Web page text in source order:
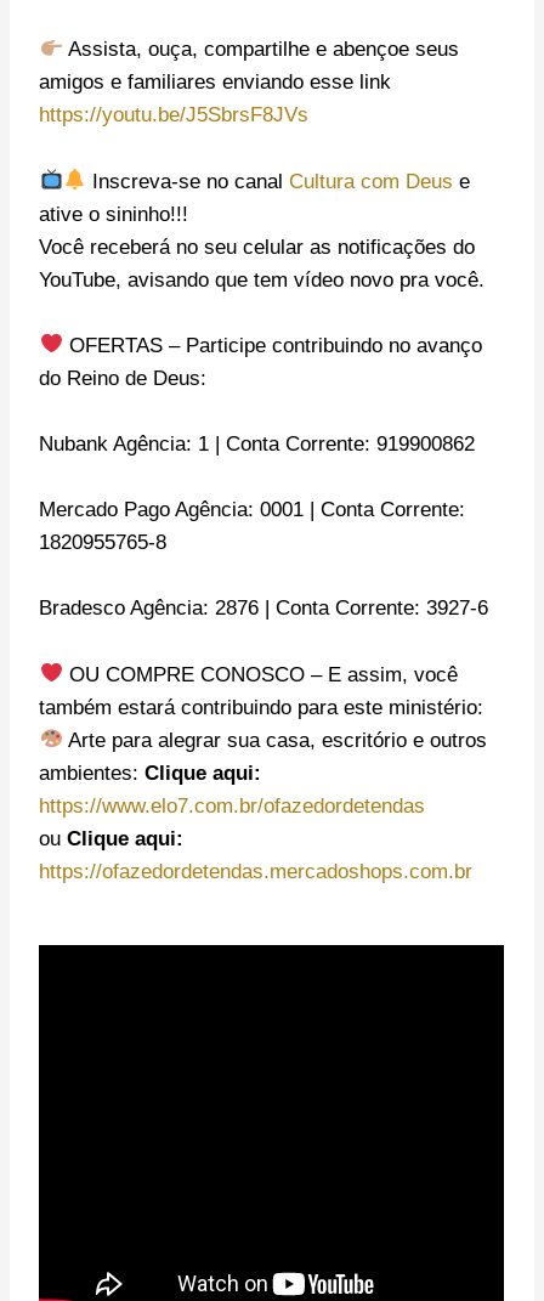
Assista, ouça, compartilhe e abençoe seus
amigos e familiares enviando esse link
https://youtu.be/J5SbrsF8JVs
Inscreva-se no canalCultura com Deus e
ative o sininho!!!
Você receberá no seu celular as notificações do
YouTube, avisando que tem vídeo novo pra você.
OFERTAS – Participe contribuindo no avanço
do Reino de Deus:
Nubank Agência: 1 | Conta Corrente: 919900862
Mercado Pago Agência: 0001 | Conta Corrente:
1820955765-8
Bradesco Agência: 2876 | Conta Corrente: 3927-6
OU COMPRE CONOSCO – E assim, você
também estará contribuindo para este ministério:
Arte para alegrar sua casa, escritório e outros
ambientes:Clique aqui:
https://www.elo7.com.br/ofazedordetendas
ouClique aqui:
https://ofazedordetendas.mercadoshops.com.br